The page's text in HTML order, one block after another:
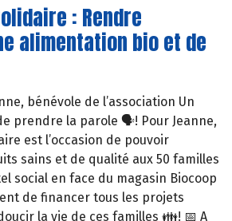
: Rendre
alimentation bio et de
bénévole de l’association Un
prendre la parole 🗣️! Pour Jeanne,
est l’occasion de pouvoir
sains et de qualité aux 50 familles
social en face du magasin Biocoop
de financer tous les projets
la vie de ces familles 👪! 📅 A